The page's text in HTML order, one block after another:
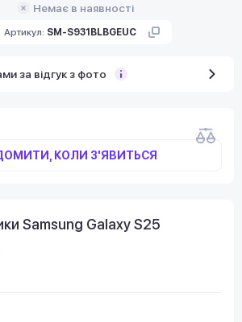
Немає в наявності
Артикул: SM-S931BLBGEUC
за відгук з фото
КОЛИ З'ЯВИТЬСЯ
Samsung Galaxy S25